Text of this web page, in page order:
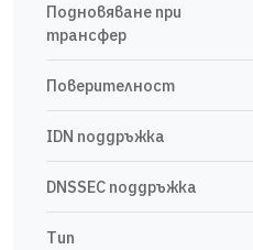
Подновяване при
трансфер
Поверителност
IDN поддръжка
DNSSEC поддръжка
Тип